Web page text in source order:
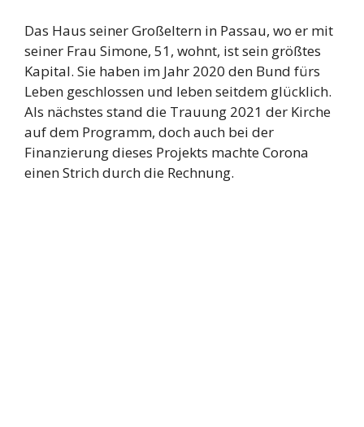
Das Haus seiner Großeltern in Passau, wo er mit
seiner Frau Simone, 51, wohnt, ist sein größtes
Kapital. Sie haben im Jahr 2020 den Bund fürs
Leben geschlossen und leben seitdem glücklich.
Als nächstes stand die Trauung 2021 der Kirche
auf dem Programm, doch auch bei der
Finanzierung dieses Projekts machte Corona
einen Strich durch die Rechnung.